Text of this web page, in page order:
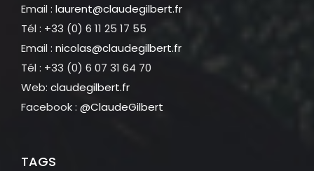
Email : laurent@claudegilbert.fr
Tél : +33 (0) 6 11 25 17 55
Email : nicolas@claudegilbert.fr
Tél : +33 (0) 6 07 31 64 70
Web: claudegilbert.fr
Facebook : @ClaudeGilbert
TAGS